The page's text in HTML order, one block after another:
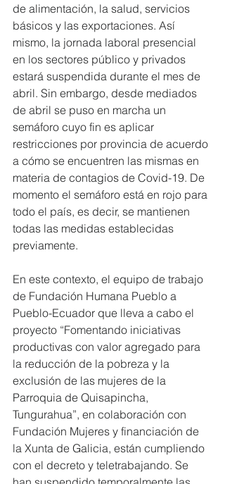
de alimentación, la salud, servicios
básicos y las exportaciones. Así
mismo, la jornada laboral presencial
en los sectores público y privados
estará suspendida durante el mes de
abril. Sin embargo, desde mediados
de abril se puso en marcha un
semáforo cuyo fin es aplicar
restricciones por provincia de acuerdo
a cómo se encuentren las mismas en
materia de contagios de Covid-19. De
momento el semáforo está en rojo para
todo el país, es decir, se mantienen
todas las medidas establecidas
previamente.
En este contexto, el equipo de trabajo
de Fundación Humana Pueblo a
Pueblo-Ecuador que lleva a cabo el
proyecto “Fomentando iniciativas
productivas con valor agregado para
la reducción de la pobreza y la
exclusión de las mujeres de la
Parroquia de Quisapincha,
Tungurahua”, en colaboración con
Fundación Mujeres y financiación de
la Xunta de Galicia, están cumpliendo
con el decreto y teletrabajando. Se